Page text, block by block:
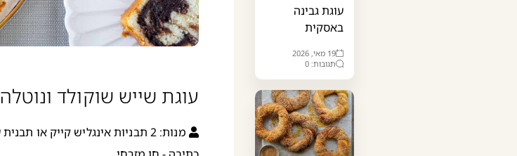
עוגת גבינה
באסקית
19 מאי, 2026
תגובות: 0
עוגת שייש שוקולד ונוטלה
מנות: 2 תבניות אינגליש קייק או תבנית עגולה 24\26